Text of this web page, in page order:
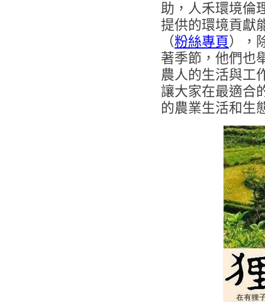
助，人禾環境倫
提供的環境貢獻
（粉絲專頁），
著季節，他們也
農人的生活與工
讓大家在最適合
的農業生活和生